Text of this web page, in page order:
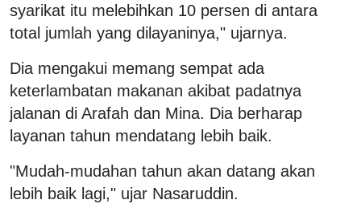
syarikat itu melebihkan 10 persen di antara
total jumlah yang dilayaninya," ujarnya.
Dia mengakui memang sempat ada
keterlambatan makanan akibat padatnya
jalanan di Arafah dan Mina. Dia berharap
layanan tahun mendatang lebih baik.
"Mudah-mudahan tahun akan datang akan
lebih baik lagi," ujar Nasaruddin.